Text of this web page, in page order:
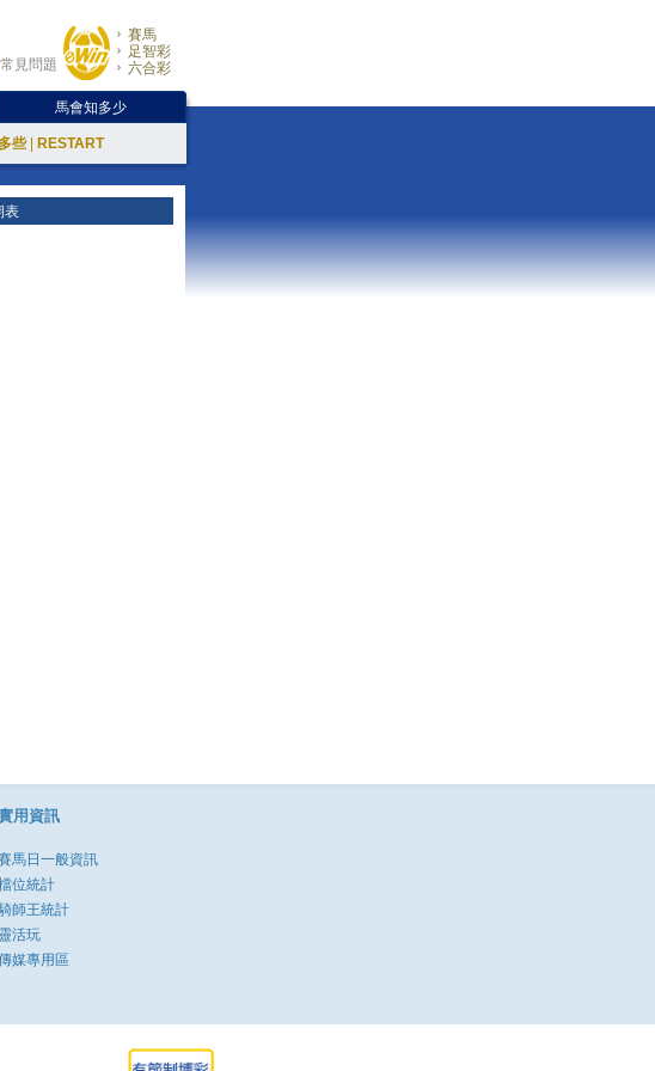
常見問題
賽馬
足智彩
六合彩
馬會知多少
些 RESTART
表
用資訊
馬日一般資訊
位統計
師王統計
靈活玩
媒專用區